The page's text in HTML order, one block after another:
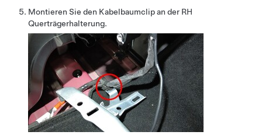
Montieren Sie den Kabelbaumclip an der RH
Querträgerhalterung.